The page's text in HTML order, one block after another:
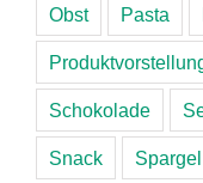
Obst Pasta
Schokolade
Snack Spargel